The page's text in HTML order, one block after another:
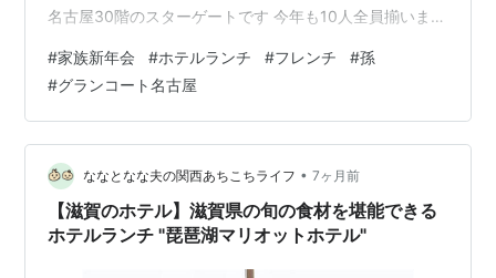
名古屋30階のスターゲートです 今年も10人全員揃いまし
よりうれしい💕 食事はフレンチのフルコースですが どれ
もおいしかったです👌 お子様メニュー 息子たちが結婚し
てからも ずっと元家でやってきた和風新年会とは違うけ
ど 私の手作りお節もお裾分けしました 懐かしい味でし
ょ？ みんなそれぞれ個性があってたのしみ💕 今年もみん
なそれぞれ元…
#家族新年会 #ホテルランチ #フレンチ #孫
#グランコート名古屋
ななとなな夫の関西あちこちライフ • 7ヶ月前
【滋賀のホテル】滋賀県の旬の食材を堪能できる
ホテルランチ "琵琶湖マリオットホテル"